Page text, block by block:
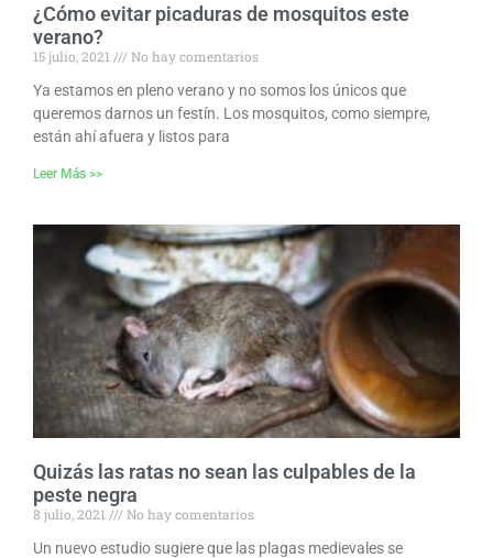
¿Cómo evitar picaduras de mosquitos este
verano?
15 julio, 2021
No hay comentarios
Ya estamos en pleno verano y no somos los únicos que
queremos darnos un festín. Los mosquitos, como siempre,
están ahí afuera y listos para
Leer Más >>
Quizás las ratas no sean las culpables de la
peste negra
8 julio, 2021
No hay comentarios
Un nuevo estudio sugiere que las plagas medievales se